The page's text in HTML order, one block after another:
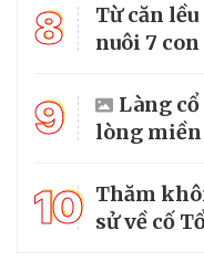
8
Từ căn
nuôi 7
9
Làng
lòng
10 Thăm
sử về cố